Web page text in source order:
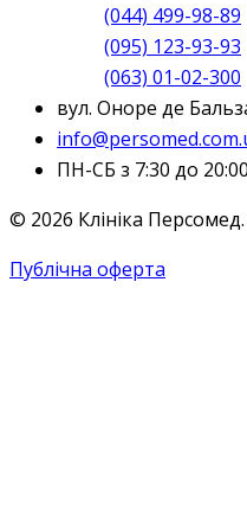
(044) 499-98-89
(095) 123-93-93
(063) 01-02-300
вул. Оноре де
ПН-СБ з 7:30 до
© 2026 Клініка
Публічна оферта